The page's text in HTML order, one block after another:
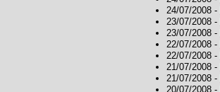
24/07/2008 -
23/07/2008 -
23/07/2008 -
22/07/2008 -
22/07/2008 -
21/07/2008 -
21/07/2008 -
20/07/2008 -